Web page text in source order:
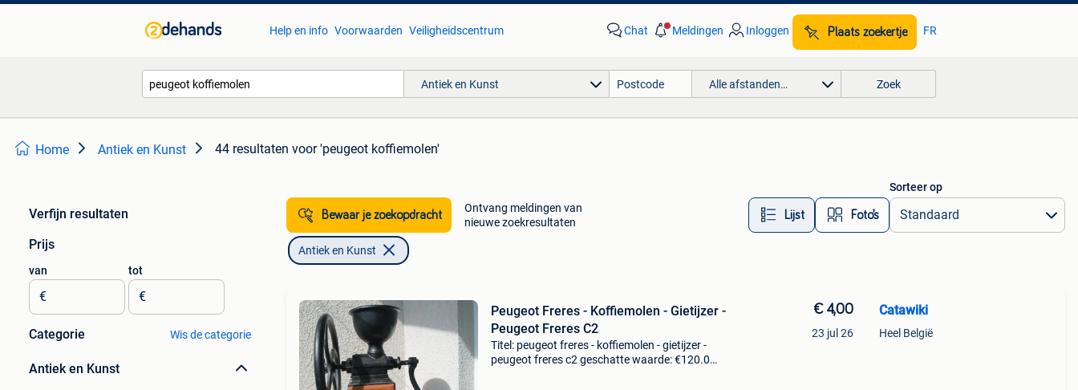
Help en info Voorwaarden Veiligheidscentrum Chat Meldingen Inloggen Plaats zoekertje FR
Antiek en Kunst Alle afstanden… Zoek
Home Antiek en Kunst 44 resultaten voor 'peugeot koffiemolen'
Verfijn resultaten
Prijs
van
€
tot
€
Categorie Wis de categorie
Antiek en Kunst
Bewaar je zoekopdracht
Ontvang meldingen van
nieuwe zoekresultaten
Lijst Foto’s
Sorteer op
Antiek en Kunst
Peugeot Freres - Koffiemolen - Gietijzer -
Peugeot Freres C2
Titel: peugeot freres - koffiemolen - gietijzer -
peugeot freres c2 geschatte waarde: €120.0
€ 4,00
23 jul 26
Catawiki
Heel België